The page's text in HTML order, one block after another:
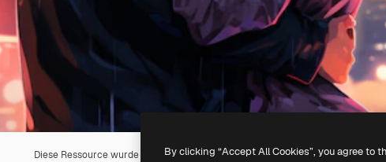
Diese Ressource wurde mit KIerstellt. Du kannst deine eigene mit unserem
By clicking “Accept All Cookies”, you agree to